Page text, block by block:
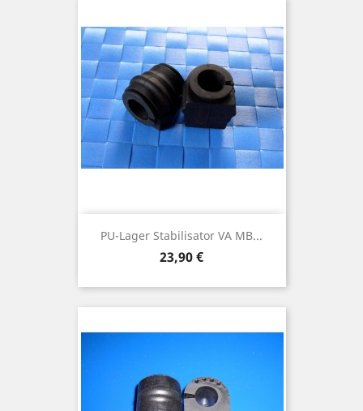
PU-Lager Stabilisator VA MB...
Preis
23,90 €